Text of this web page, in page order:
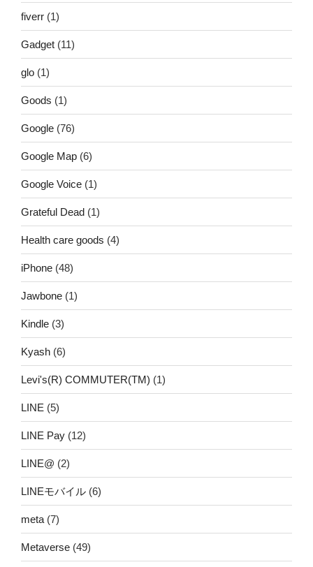
fiverr (1)
Gadget (11)
glo (1)
Goods (1)
Google (76)
Google Map (6)
Google Voice (1)
Grateful Dead (1)
Health care goods (4)
iPhone (48)
Jawbone (1)
Kindle (3)
Kyash (6)
Levi's(R) COMMUTER(TM) (1)
LINE (5)
LINE Pay (12)
LINE@ (2)
LINEモバイル (6)
meta (7)
Metaverse (49)